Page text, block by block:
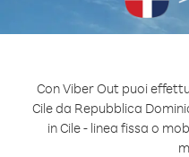
Con Viber Out puoi
Cile da Repubblica
in Cile - linea fissa o